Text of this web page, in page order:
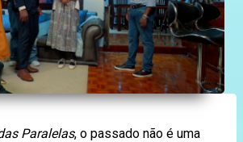
Paralelas, o passado não é uma